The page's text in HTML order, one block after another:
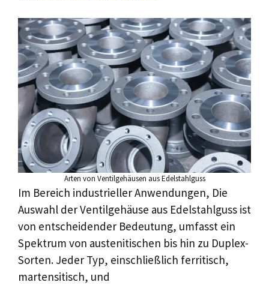
Arten von Ventilgehäusen aus Edelstahlguss
Im Bereich industrieller Anwendungen, Die
Auswahl der Ventilgehäuse aus Edelstahlguss ist
von entscheidender Bedeutung, umfasst ein
Spektrum von austenitischen bis hin zu Duplex-
Sorten. Jeder Typ, einschließlich ferritisch,
martensitisch, und